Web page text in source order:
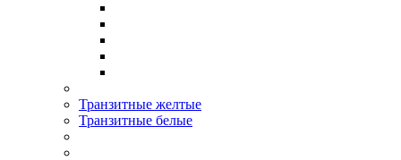
Транзитные желтые
Транзитные белые